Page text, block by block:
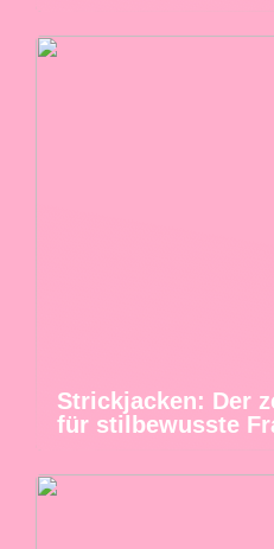
Strickjacken: Der
für stilbewusste